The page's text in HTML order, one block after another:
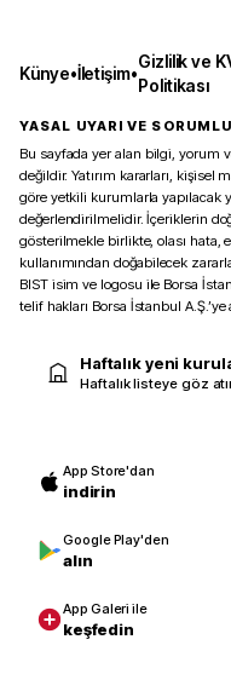
Künye•İletişim•
Gizlilik ve
Politikası
YASAL UYARI VE
Bu sayfada yer alan bilgi, yorum
değildir. Yatırım kararları,
göre yetkili kurumlarla yapılacak
değerlendirilmelidir. İçeriklerin
gösterilmekle birlikte, olası hata,
kullanımından doğabilecek
BIST isim ve logosu ile Borsa
telif hakları Borsa İstanbul A.Ş.’ye
Haftalık yeni
Haftalık listeye göz
App Store'dan
indirin
Google Play'den
alın
App Galeri ile
keşfedin